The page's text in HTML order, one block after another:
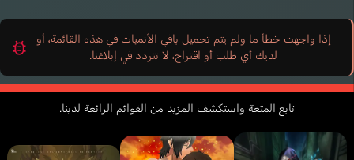
إذا واجهت خطأ ما ولم يتم تحميل باقي الأنميات في هذه القائمة، أو
لديك أي طلب أو اقتراح، لا تتردد في إبلاغنا.
تابع المتعة واستكشف المزيد من القوائم الرائعة لدينا.